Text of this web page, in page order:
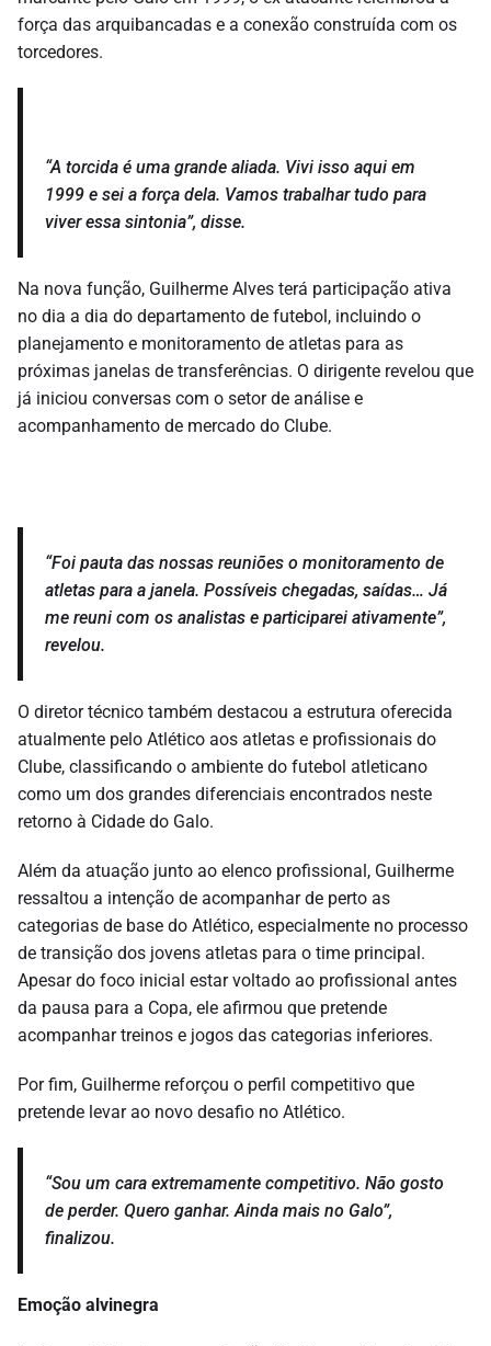
força das arquibancadas e a conexão construída com os
torcedores.
“A torcida é uma grande aliada. Vivi isso aqui em
1999 e sei a força dela. Vamos trabalhar tudo para
viver essa sintonia”, disse.
Na nova função, Guilherme Alves terá participação ativa
no dia a dia do departamento de futebol, incluindo o
planejamento e monitoramento de atletas para as
próximas janelas de transferências. O dirigente revelou que
já iniciou conversas com o setor de análise e
acompanhamento de mercado do Clube.
“Foi pauta das nossas reuniões o monitoramento de
atletas para a janela. Possíveis chegadas, saídas… Já
me reuni com os analistas e participarei ativamente”,
revelou.
O diretor técnico também destacou a estrutura oferecida
atualmente pelo Atlético aos atletas e profissionais do
Clube, classificando o ambiente do futebol atleticano
como um dos grandes diferenciais encontrados neste
retorno à Cidade do Galo.
Além da atuação junto ao elenco profissional, Guilherme
ressaltou a intenção de acompanhar de perto as
categorias de base do Atlético, especialmente no processo
de transição dos jovens atletas para o time principal.
Apesar do foco inicial estar voltado ao profissional antes
da pausa para a Copa, ele afirmou que pretende
acompanhar treinos e jogos das categorias inferiores.
Por fim, Guilherme reforçou o perfil competitivo que
pretende levar ao novo desafio no Atlético.
“Sou um cara extremamente competitivo. Não gosto
de perder. Quero ganhar. Ainda mais no Galo”,
finalizou.
Emoção alvinegra